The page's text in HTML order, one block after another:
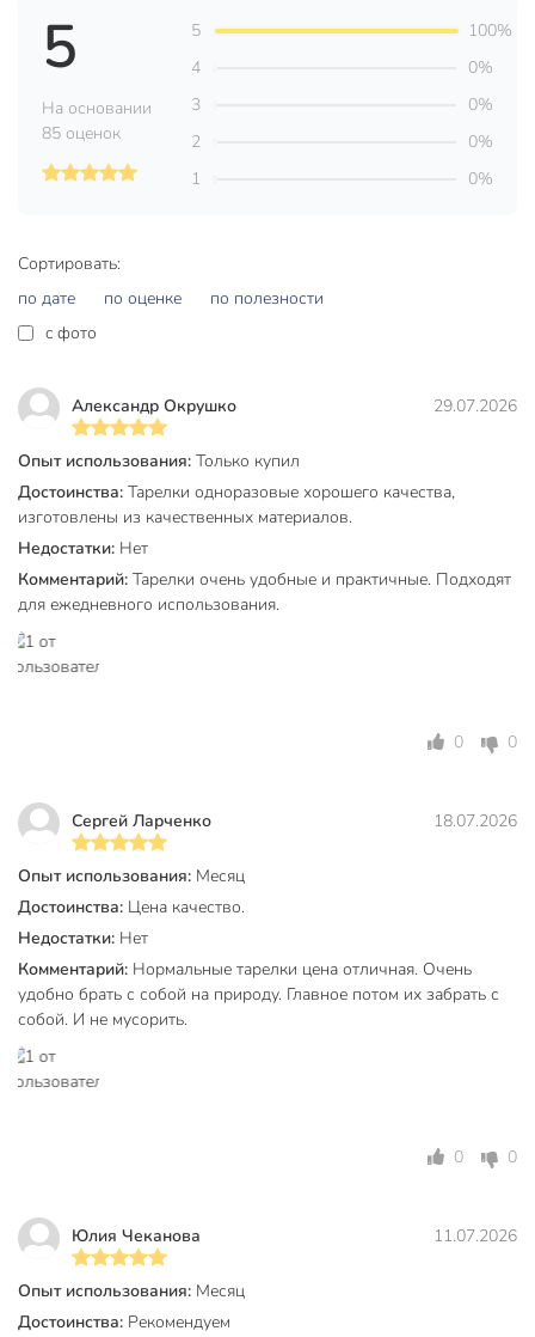
Сортировать:
по дате
по оценке
по полезности
c фото
Александр Окрушко 29.07.2026
Опыт использования: Только купил
Достоинства: Тарелки одноразовые хорошего качества,
изготовлены из качественных материалов.
Недостатки: Нет
Комментарий: Тарелки очень удобные и практичные. Подходят
для ежедневного использования.
0 0
Сергей Ларченко 18.07.2026
Опыт использования: Месяц
Достоинства: Цена качество.
Недостатки: Нет
Комментарий: Нормальные тарелки цена отличная. Очень
удобно брать с собой на природу. Главное потом их забрать с
собой. И не мусорить.
0 0
Юлия Чеканова 11.07.2026
Опыт использования: Месяц
Достоинства: Рекомендуем
5
На основании
85 оценок
5
100%
4
0%
3
0%
2
0%
1
0%